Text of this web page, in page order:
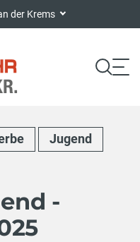
der Krems
Jugend
-